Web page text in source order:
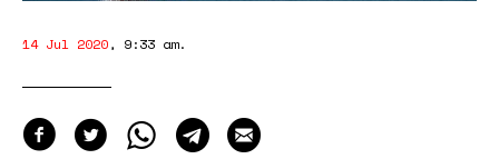
14 Jul 2020, 9:33 am.